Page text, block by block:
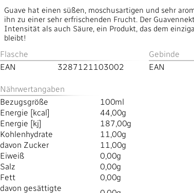
Guave hat einen süßen, moschusartigen und sehr
ihn zu einer sehr erfrischenden Frucht. Der
Intensität als auch Säure, ein Produkt, das dem
bleibt!
Flasche
EAN
3287121103002
Gebinde
EAN
Nährwertangaben
Bezugsgröße
100ml
Energie [kcal]
44,00g
Energie [kj]
187,00g
Kohlenhydrate
11,00g
davon Zucker
11,00g
Eiweiß
0,00g
Salz
0,00g
Fett
0,00g
davon gesättigte